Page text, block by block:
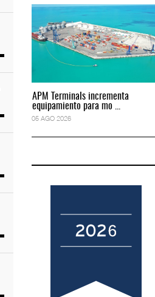
APM Terminals incrementa
equipamiento para mo ...
05 AGO 2026
lleva mantenimiento predictivo al au